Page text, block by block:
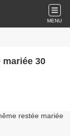
MENU
mariée 30